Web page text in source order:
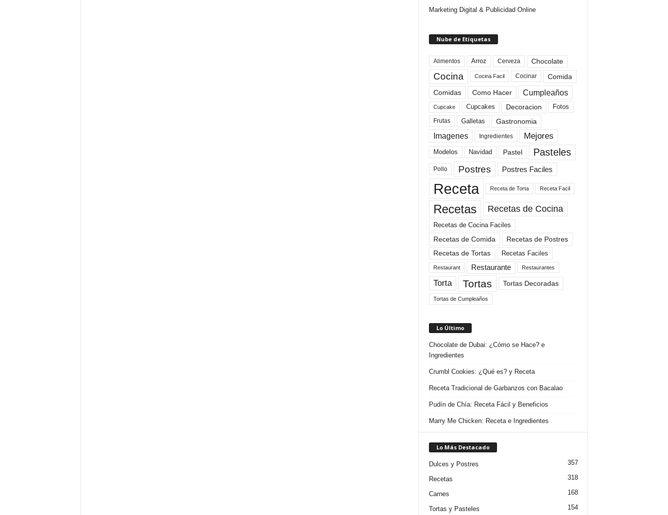
Marketing Digital & Publicidad Online
Nube de Etiquetas
Alimentos Arroz Cerveza Chocolate
Cocina Cocina Facil Cocinar
Comida
Comidas
Como Hacer Cumpleaños
Cupcake Cupcakes Decoracion Fotos
Frutas Galletas Gastronomia
Imagenes Ingredientes Mejores
Modelos Navidad Pastel Pasteles
Pollo Postres Postres Faciles
Receta Receta de Torta Receta Facil
Recetas Recetas de Cocina
Recetas de Cocina Faciles
Recetas de Comida
Recetas de Postres
Recetas de Tortas
Recetas Faciles
Restaurant Restaurante Restaurantes
Torta Tortas Tortas Decoradas
Tortas de Cumpleaños
Lo Último
Chocolate de Dubai: ¿Cómo se Hace? e
Ingredientes
Crumbl Cookies: ¿Qué es? y Receta
Receta Tradicional de Garbanzos con Bacalao
Pudín de Chía: Receta Fácil y Beneficios
Marry Me Chicken: Receta e Ingredientes
Lo Más Destacado
Dulces y Postres 357
Recetas 318
Carnes 168
Tortas y Pasteles 154